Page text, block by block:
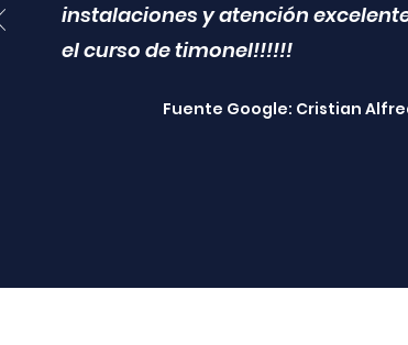
instalaciones y atención
el curso de timonel!!!!!!
Fuente Google: Cristian